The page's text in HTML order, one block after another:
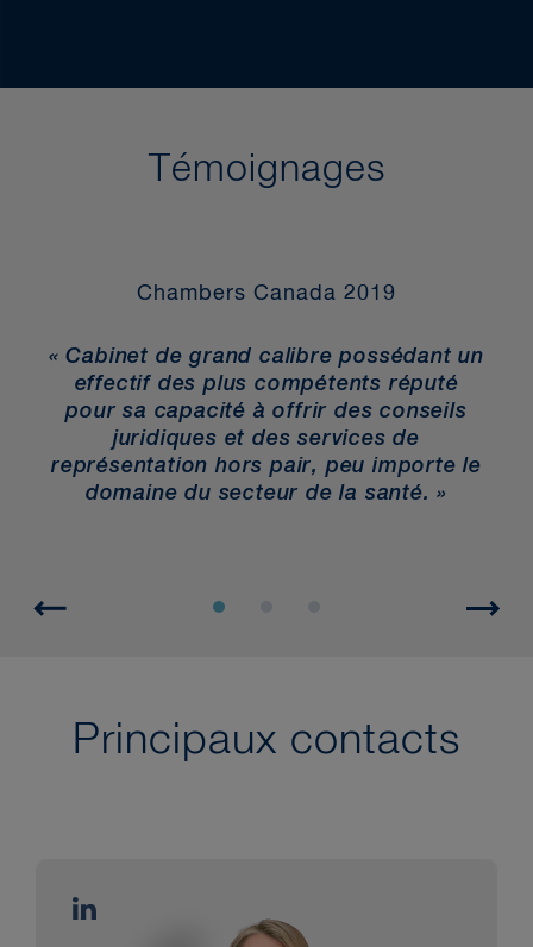
Témoignages
Chambers Canada 2019
« Cabinet de grand calibre possédant un
effectif des plus compétents réputé
pour sa capacité à offrir des conseils
juridiques et des services de
représentation hors pair, peu importe le
domaine du secteur de la santé. »
Principaux contacts